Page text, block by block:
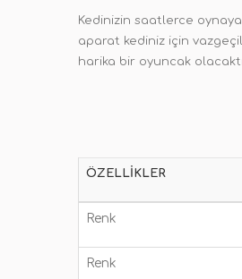
Kedinizin saatlerce
aparat kediniz için
harika bir oyuncak
ÖZELLIKLER
Renk
Renk